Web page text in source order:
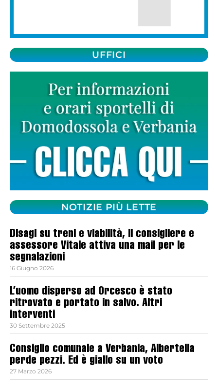
UFFICI
NOTIZIE PIÙ LETTE
Disagi su treni e viabilità, il consigliere e
assessore Vitale attiva una mail per le
segnalazioni
16 Giugno 2026
L’uomo disperso ad Orcesco è stato
ritrovato e portato in salvo. Altri
interventi
30 Settembre 2025
Consiglio comunale a Verbania, Albertella
perde pezzi. Ed è giallo su un voto
27 Marzo 2026